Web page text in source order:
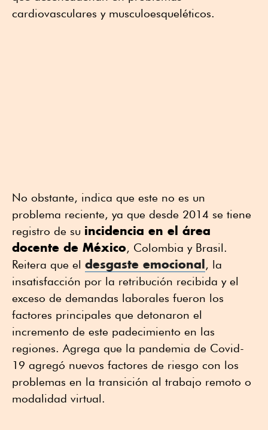
cardiovasculares y musculoesqueléticos.
No obstante, indica que este no es un
problema reciente, ya que desde 2014 se tiene
registro de su incidencia en el área
docente de México, Colombia y Brasil.
Reitera que el desgaste emocional , la
insatisfacción por la retribución recibida y el
exceso de demandas laborales fueron los
factores principales que detonaron el
incremento de este padecimiento en las
regiones. Agrega que la pandemia de Covid-
19 agregó nuevos factores de riesgo con los
problemas en la transición al trabajo remoto o
modalidad virtual.